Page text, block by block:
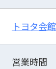
トヨタ会
営業時間